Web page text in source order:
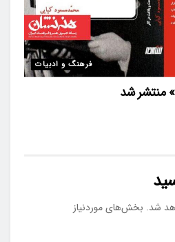
فرهنگ و ادبیات
منتشر شد
شد. بخش‌های موردنیاز